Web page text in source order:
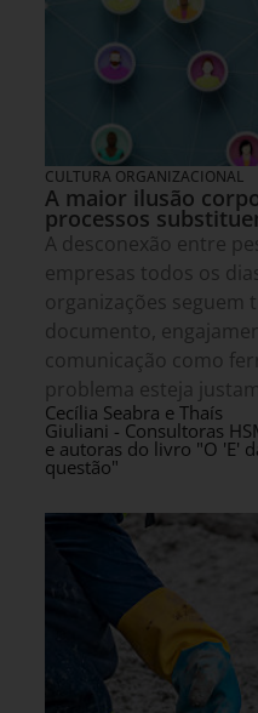
CULTURA ORGANIZACIONAL
A maior ilusão
processos
A desconexão entre
empresas todos os
organizações
documento,
comunicação como
problema esteja
Cecília Seabra e Thaís
Giuliani - Consultoras
e autoras do livro "O 'E'
questão"